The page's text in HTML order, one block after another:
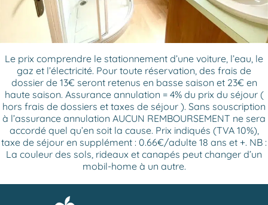
Le prix comprendre le stationnement d’une voiture, l’eau, le
gaz et l’électricité. Pour toute réservation, des frais de
dossier de 13€ seront retenus en basse saison et 23€ en
haute saison. Assurance annulation = 4% du prix du séjour (
hors frais de dossiers et taxes de séjour ). Sans souscription
à l’assurance annulation AUCUN REMBOURSEMENT ne sera
accordé quel qu’en soit la cause. Prix indiqués (TVA 10%),
taxe de séjour en supplément : 0.66€/adulte 18 ans et +. NB :
La couleur des sols, rideaux et canapés peut changer d’un
mobil-home à un autre.